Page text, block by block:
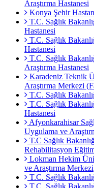
Araştırma Hastanesi
Konya Şehir
T.C. Sağlık
Hastanesi
T.C. Sağlık
Hastanesi
T.C. Sağlık
Araştırma Hastanesi
Karadeniz Teknik
Araştırma Merkezi
T.C. Sağlık
T.C. Sağlık
Hastanesi
Afyonkarahisar
Uygulama ve
T.C Sağlık
Rehabilitasyon
Lokman Hekim
ve Araştırma Merkezi
T.C. Sağlık
T.C. Sağlık